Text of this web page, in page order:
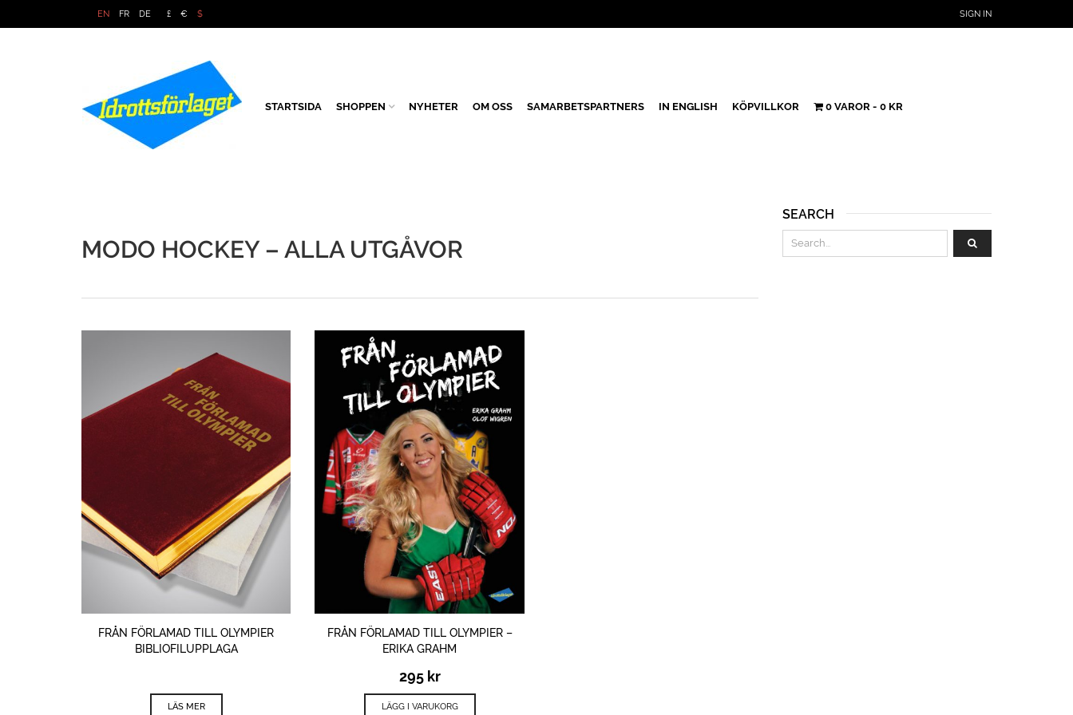
EN FR DE £ € $ SIGN IN
STARTSIDA SHOPPEN NYHETER OM OSS SAMARBETSPARTNERS IN ENGLISH KÖPVILLKOR 0 VAROR 0 KR
MODO HOCKEY – ALLA UTGÅVOR
FRÅN FÖRLAMAD TILL OLYMPIER
BIBLIOFILUPPLAGA
LÄS MER
FRÅN FÖRLAMAD TILL OLYMPIER –
ERIKA GRAHM
295 kr
LÄGG I VARUKORG
SEARCH